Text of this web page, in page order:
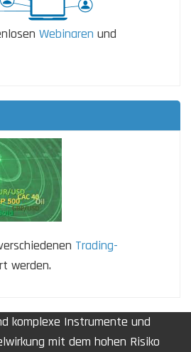
Webinaren und
Trading-
werden.
komplexe Instrumente und
mit dem hohen Risiko